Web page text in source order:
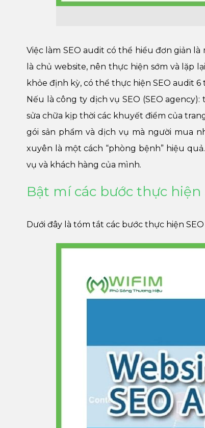
Việc làm SEO audit có thể hiểu đơn giản
là chủ website, nên thực hiện sớm và lặp
khỏe định kỳ, có thể thực hiện SEO audit 6
Nếu là công ty dịch vụ SEO (SEO
sửa chữa kịp thời các khuyết điểm của
gói sản phẩm và dịch vụ mà người mua
xuyên là một cách “phòng bệnh” hiệu
vụ và khách hàng của mình.
Bật mí các bước thực
Dưới đây là tóm tắt các bước thực hiện